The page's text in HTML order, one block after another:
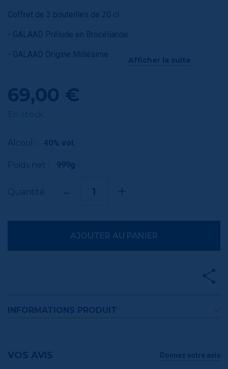
Coffret de 3 bouteilles de 20 cl :
- GALAAD Prélude en Brocéliande
- GALAAD Origine Millésime
Afficher la suite
69,00 €
Alcool : 40% vol.
Poids net : 999g
Quantité - +
AJOUTER AU PANIER
INFORMATIONS PRODUIT
VOS AVIS Donnez votre avis